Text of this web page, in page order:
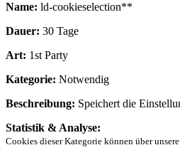
Name: ld-cookieselection**
Dauer: 30 Tage
Art: 1st Party
Kategorie: Notwendig
Beschreibung: Speichert die
Statistik & Analyse:
Cookies dieser Kategorie können über